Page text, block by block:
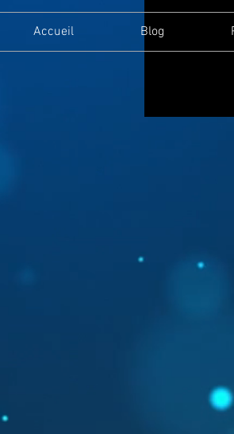
Accueil Blog